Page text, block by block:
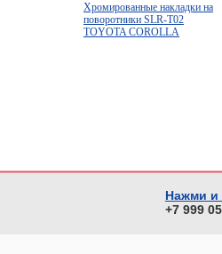
Хромированные накладки на
поворотники SLR-T02
TOYOTA COROLLA
Нажми и
+7 999